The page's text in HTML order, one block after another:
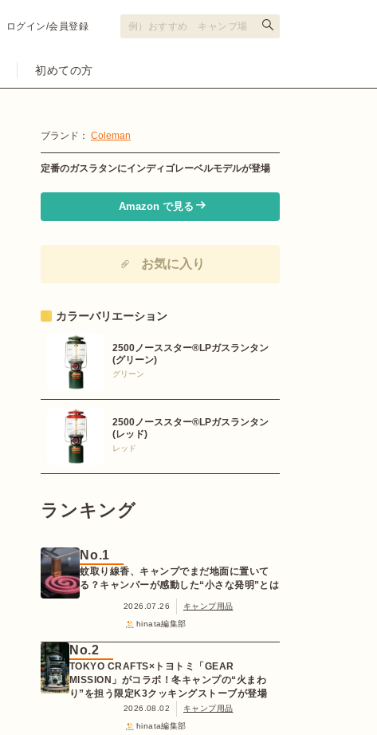
ログイン/会員登録
初めての方
ブランド： Coleman
定番のガスラタンにインディゴレーベルモデルが登場
Amazon で見る
お気に入り
カラーバリエーション
2500ノーススター®LPガスランタン
(グリーン)
グリーン
2500ノーススター®LPガスランタン
(レッド)
レッド
ランキング
No.1
蚊取り線香、キャンプでまだ地面に置いて
る？キャンパーが感動した“小さな発明”とは
2026.07.26
キャンプ用品
hinata編集部
No.2
TOKYO CRAFTS×トヨトミ「GEAR
MISSION」がコラボ！冬キャンプの“火まわ
り”を担う限定K3クッキングストーブが登場
2026.08.02
キャンプ用品
hinata編集部